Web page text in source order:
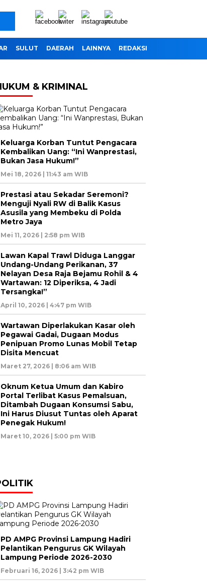
SULUT DAERAH LAINNYA REDAKSI
& KRIMINAL
Keluarga Korban Tuntut Pengacara
Kembalikan Uang: “Ini Wanprestasi,
Bukan Jasa Hukum!”
Mei 18, 2026 | 11:43 am WIB
Prestasi atau Sekadar Seremoni?
Menguji Nyali RW di Balik Kasus
Asusila yang Membeku di Polda
Metro Jaya
Mei 11, 2026 | 2:58 pm WIB
Lawan Kapal Trawl Diduga Langgar
Undang-Undang Perikanan, 37
Nelayan Desa Raja Bejamu Rohil & 4
Wartawan: 12 Diperiksa, 4 Jadi
Tersangka!”
April 10, 2026 | 4:47 pm WIB
Wartawan Diperlakukan Kasar oleh
Pegawai Gadai, Dugaan Modus
Penipuan Promo Lunas Mobil Tetap
Disita Mencuat
Maret 27, 2026 | 8:06 am WIB
Oknum Ketua Umum dan Kabiro
Portal Terlibat Kasus Pemalsuan,
Ditambah Dugaan Konsumsi Sabu,
Ini Harus Diusut Tuntas oleh Aparat
Penegak Hukum!
Maret 10, 2026 | 5:00 pm WIB
PD AMPG Provinsi Lampung Hadiri
Pelantikan Pengurus GK Wilayah
Lampung Periode 2026-2030
Februari 16, 2026 | 3:42 pm WIB